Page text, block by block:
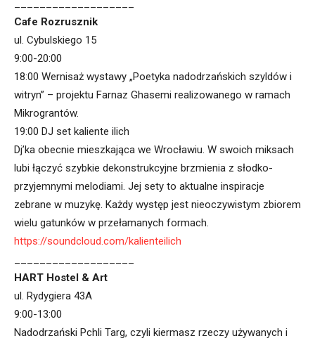
Cafe Rozrusznik
ul. Cybulskiego 15
9:00-20:00
18:00 Wernisaż wystawy „Poetyka nadodrzańskich szyldów i
witryn” – projektu Farnaz Ghasemi realizowanego w ramach
Mikrograntów.
19:00 DJ set kaliente ilich
Dj’ka obecnie mieszkająca we Wrocławiu. W swoich miksach
lubi łączyć szybkie dekonstrukcyjne brzmienia z słodko-
przyjemnymi melodiami. Jej sety to aktualne inspiracje
zebrane w muzykę. Każdy występ jest nieoczywistym zbiorem
wielu gatunków w przełamanych formach.
https://soundcloud.com/kalienteilich
HART Hostel & Art
ul. Rydygiera 43A
9:00-13:00
Nadodrzański Pchli Targ, czyli kiermasz rzeczy używanych i